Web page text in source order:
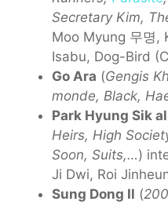
Secretary Kim,
Moo Myung 무명,
Isabu, Dog-Bird
Go Ara (Gengis
monde, Black,
Park Hyung Sik
Heirs, High
Soon, Suits,…)
Ji Dwi, Roi
Sung Dong Il (